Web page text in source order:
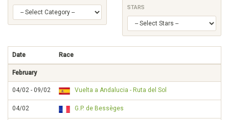
STARS
Date Race
February
04/02 - 09/02 Vuelta a Andalucia - Ruta del Sol
04/02 G.P. de Bessèges